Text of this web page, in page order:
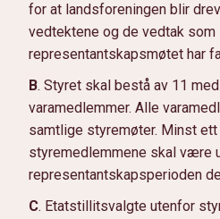
for at landsforeningen blir
vedtektene og de vedtak som
representantskapsmøtet har
B. Styret skal bestå av 11
varamedlemmer. Alle
samtlige styremøter. Minst
styremedlemmene skal være
representantskapsperioden
C. Etatstillitsvalgte utenfor